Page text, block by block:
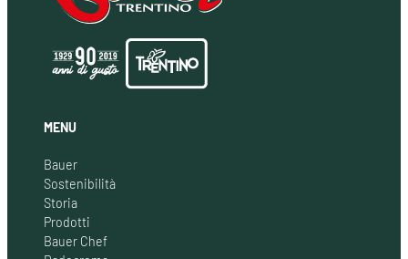
MENU
Bauer
Sostenibilità
Storia
Prodotti
Bauer Chef